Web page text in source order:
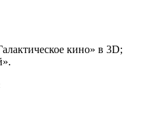
кино» в 3D;